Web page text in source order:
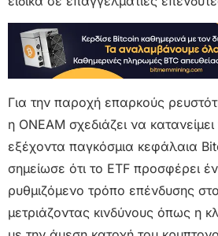
Για την παροχή επαρκούς
η ONEAM σχεδιάζει να
εξέχοντα παγκόσμια κεφάλαια
σημείωσε ότι το ETF προσφέρει
ρυθμιζόμενο τρόπο επένδυσης
μετριάζοντας κινδύνους όπως η